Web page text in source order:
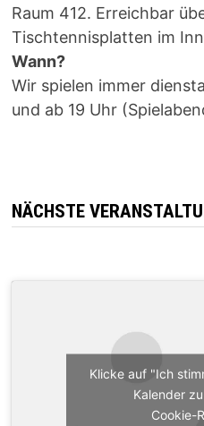
Raum 412. Erreichbar
Tischtennisplatten im
Wann?
Wir spielen immer
und ab 19 Uhr
NÄCHSTE
Klicke auf "Ich
Kalender
Cookie-